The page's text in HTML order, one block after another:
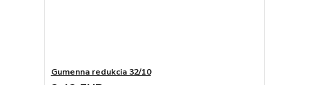
Gumenna redukcia 32/10